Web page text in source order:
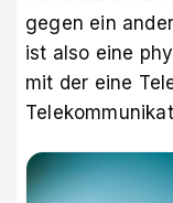
gegen ein
ist also eine
mit der eine